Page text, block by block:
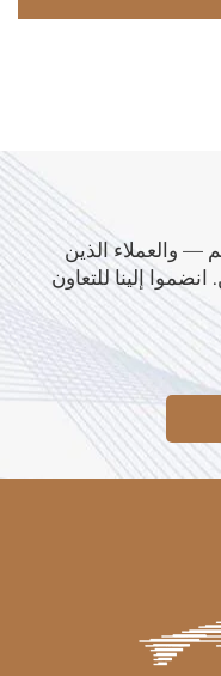
— والعملاء الذين
إلينا للتعاون